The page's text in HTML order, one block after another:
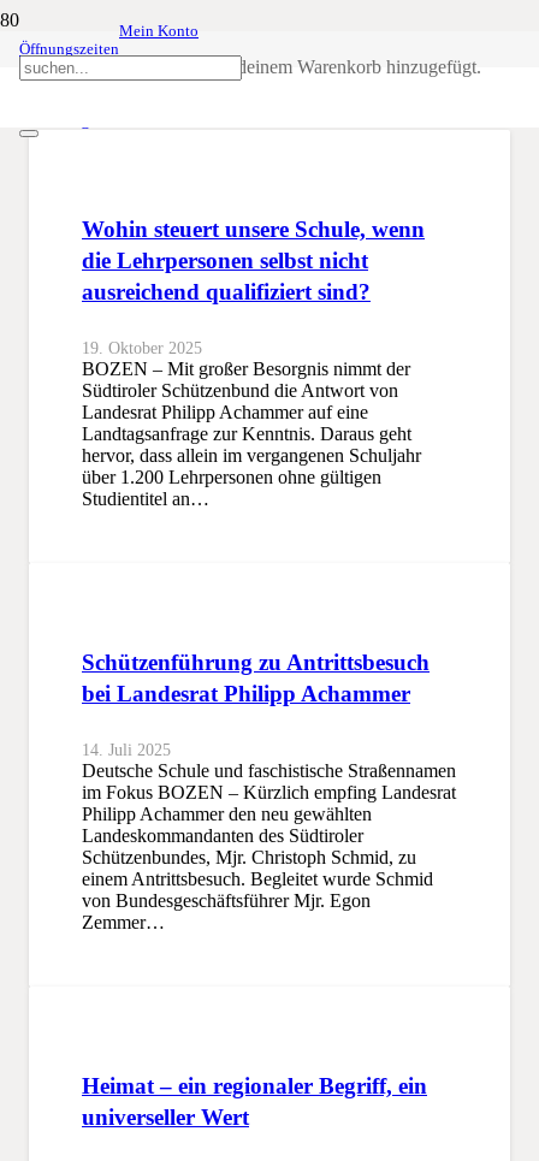
Öffnungszeiten
Mein Konto
wurde deinem Warenkorb hinzugefügt.
Bildung
Wohin steuert unsere Schule, wenn
die Lehrpersonen selbst nicht
ausreichend qualifiziert sind?
19. Oktober 2025
BOZEN – Mit großer Besorgnis nimmt der
Südtiroler Schützenbund die Antwort von
Landesrat Philipp Achammer auf eine
Landtagsanfrage zur Kenntnis. Daraus geht
hervor, dass allein im vergangenen Schuljahr
über 1.200 Lehrpersonen ohne gültigen
Studientitel an…
Schützenführung zu Antrittsbesuch
bei Landesrat Philipp Achammer
14. Juli 2025
Deutsche Schule und faschistische Straßennamen
im Fokus BOZEN – Kürzlich empfing Landesrat
Philipp Achammer den neu gewählten
Landeskommandanten des Südtiroler
Schützenbundes, Mjr. Christoph Schmid, zu
einem Antrittsbesuch. Begleitet wurde Schmid
von Bundesgeschäftsführer Mjr. Egon
Zemmer…
Heimat – ein regionaler Begriff, ein
universeller Wert